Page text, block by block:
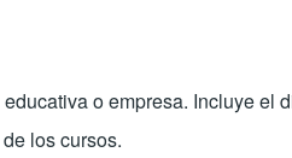
o empresa. Incluye el
los cursos.